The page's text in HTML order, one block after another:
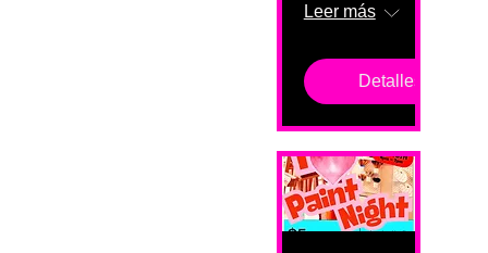
Leer más
Detalles